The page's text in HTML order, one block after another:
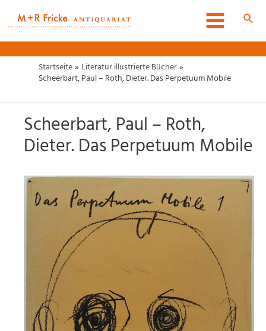
Inhalt
springen
Main
Menu
Startseite
Literatur illustrierte Bücher
Scheerbart, Paul – Roth, Dieter. Das Perpetuum Mobile
Scheerbart, Paul – Roth,
Dieter. Das Perpetuum Mobile